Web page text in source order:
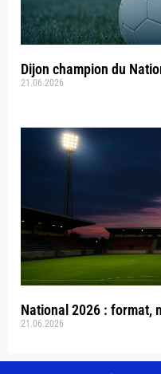
Dijon champion du
21.06.2026
National 2026 : format,
21.06.2026